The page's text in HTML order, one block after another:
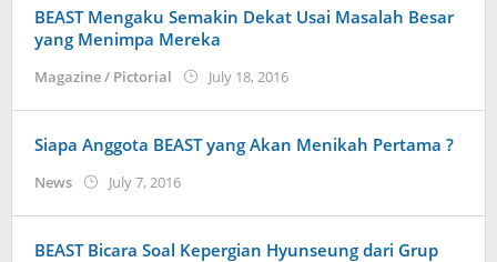
BEAST Mengaku Semakin Dekat Usai Masalah Besar
yang Menimpa Mereka
Magazine / Pictorial July 18, 2016by
Siapa Anggota BEAST yang Akan Menikah Pertama ?
News July 7, 2016by
BEAST Bicara Soal Kepergian Hyunseung dari Grup